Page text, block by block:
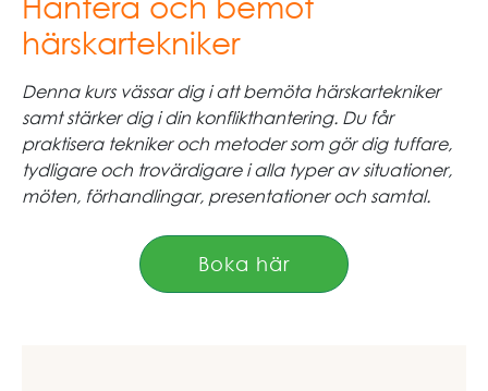
härskartekniker
Denna kurs vässar dig i att bemöta härskartekniker
samt stärker dig i din konflikthantering. Du får
praktisera tekniker och metoder som gör dig tuffare,
tydligare och trovärdigare i alla typer av situationer,
möten, förhandlingar, presentationer och samtal.
Boka här